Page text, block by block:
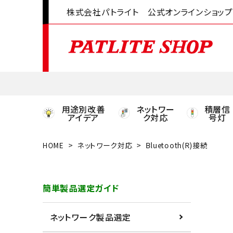
株式会社パトライト 公式オンラインショップ
用途別改善
アイデア
ネットワー
ク対応
積層信
号灯
ACCOUNT MENU
HOME ネットワーク対応 Bluetooth(R)接続
簡単製品選定ガイド
ネットワーク製品選定